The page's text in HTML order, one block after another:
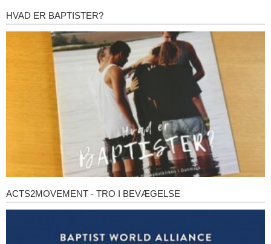
Hvad
HVAD ER BAPTISTER?
Acts2Movement
ACTS2MOVEMENT - TRO I BEVÆGELSE